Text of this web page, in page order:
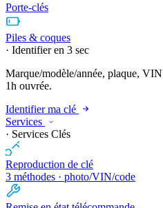
Porte-clés
Piles & coques
· Identifier en 3 sec
Marque/modèle/année, plaque,
1h ouvrée.
Identifier ma clé
Services
· Services Clés
Reproduction de clé
3 méthodes · photo/VIN/code